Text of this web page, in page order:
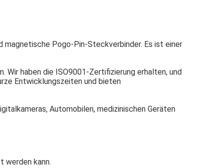
magnetische Pogo-Pin-Steckverbinder. Es ist einer
haben die ISO9001-Zertifizierung erhalten, und
Entwicklungszeiten und bieten
Automobilen, medizinischen Geräten
werden kann.